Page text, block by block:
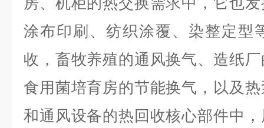
涂布印刷、纺织涂覆、染整定型
收，畜牧养殖的通风换气、造纸
食用菌培育房的节能换气，以及
和通风设备的热回收核心部件中